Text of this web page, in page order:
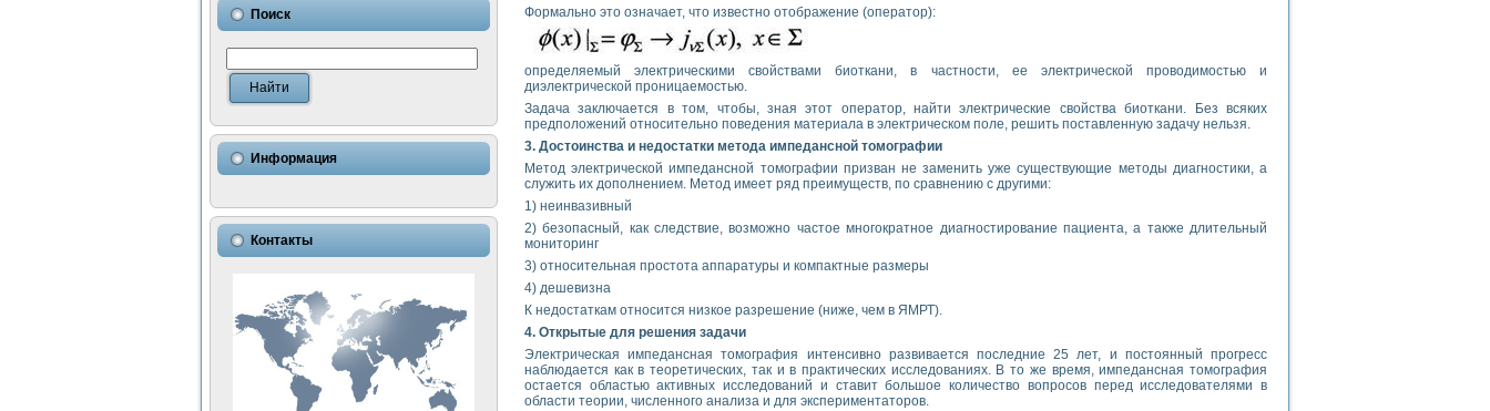
Поиск
Информация
Контакты
Формально это означает, что известно отображение (оператор):
определяемый электрическими свойствами биоткани, в частности, ее электрической проводимостью и
диэлектрической проницаемостью.
Задача заключается в том, чтобы, зная этот оператор, найти электрические свойства биоткани. Без всяких
предположений относительно поведения материала в электрическом поле, решить поставленную задачу нельзя.
3. Достоинства и недостатки метода импедансной томографии
Метод электрической импедансной томографии призван не заменить уже существующие методы диагностики, а
служить их дополнением. Метод имеет ряд преимуществ, по сравнению с другими:
1) неинвазивный
2) безопасный, как следствие, возможно частое многократное диагностирование пациента, а также длительный
мониторинг
3) относительная простота аппаратуры и компактные размеры
4) дешевизна
К недостаткам относится низкое разрешение (ниже, чем в ЯМРТ).
4. Открытые для решения задачи
Электрическая импедансная томография интенсивно развивается последние 25 лет, и постоянный прогресс
наблюдается как в теоретических, так и в практических исследованиях. В то же время, импедансная томография
остается областью активных исследований и ставит большое количество вопросов перед исследователями в
области теории, численного анализа и для экспериментаторов.